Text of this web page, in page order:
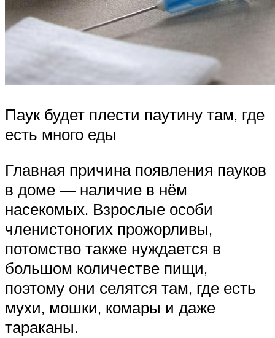
Паук будет плести паутину там, где
есть много еды
Главная причина появления пауков
в доме — наличие в нём
насекомых. Взрослые особи
членистоногих прожорливы,
потомство также нуждается в
большом количестве пищи,
поэтому они селятся там, где есть
мухи, мошки, комары и даже
тараканы.